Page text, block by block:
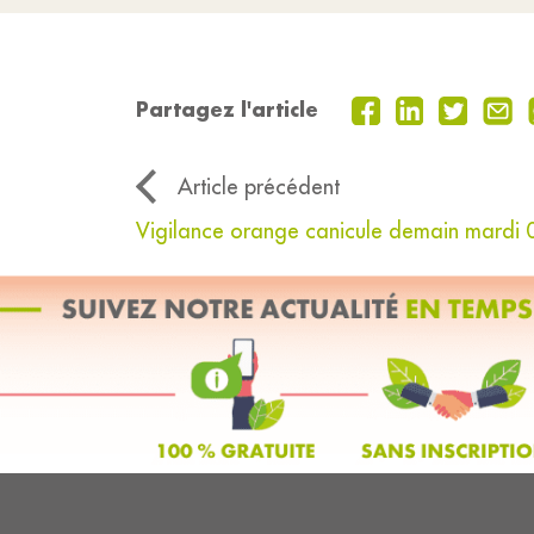
Partagez l'article
Article précédent
Vigilance orange canicule demain mardi